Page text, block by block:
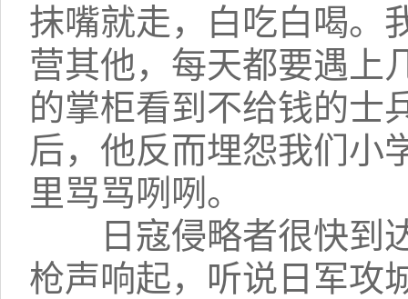
抹嘴就走，白吃白喝。
营其他，每天都要遇上
的掌柜看到不给钱的士
后，他反而埋怨我们小
里骂骂咧咧。
日寇侵略者很快到达
枪声响起，听说日军攻